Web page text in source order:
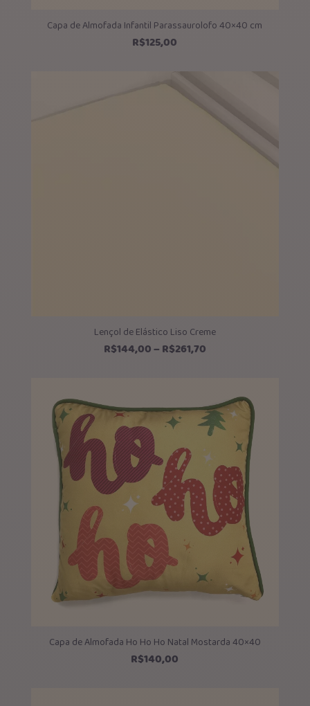
Capa de Almofada Infantil Parassaurolofo 40×40 cm
R$125,00
Lençol de Elástico Liso Creme
R$144,00– R$261,70Faixa
R$144,00
através
R$261,70
Capa de Almofada Ho Ho Ho Natal Mostarda 40×40
R$140,00